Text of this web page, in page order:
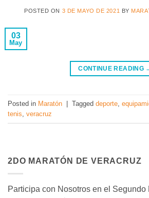
POSTED ON 3 DE MAYO DE 2021 BY
03
May
CONTINUE READING
Posted in Maratón | Tagged deporte
tenis veracruz
2DO MARATÓN DE VERACRUZ
Participa con Nosotros en el Segundo